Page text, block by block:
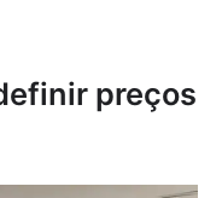
preços